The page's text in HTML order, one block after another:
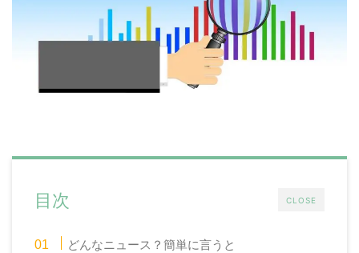
CLOSE
目次
どんなニュース？簡単に言うと